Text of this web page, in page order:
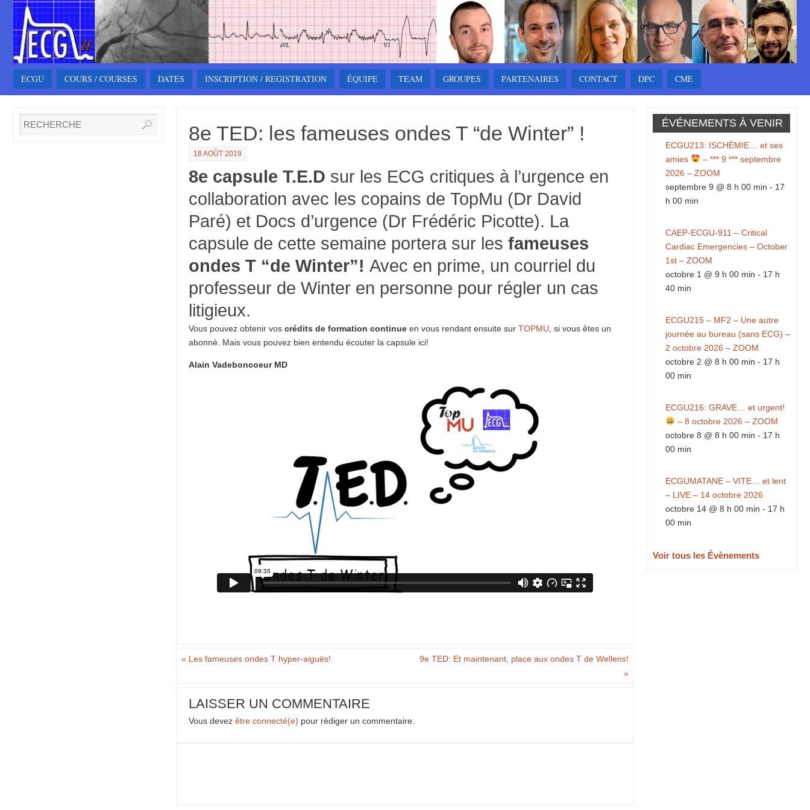
ECGU COURS / COURSES DATES INSCRIPTION / REGISTRATION ÉQUIPE TEAM GROUPES PARTENAIRES CONTACT DPC CME
8e TED: les fameuses ondes T “de Winter” !
18 AOÛT 2019
8e capsule T.E.D sur les ECG critiques à l’urgence en
collaboration avec les copains de TopMu (Dr David
Paré) et Docs d’urgence (Dr Frédéric Picotte). La
capsule de cette semaine portera sur les fameuses
ondes T “de Winter”! Avec en prime, un courriel du
professeur de Winter en personne pour régler un cas
litigieux.
Vous pouvez obtenir vos crédits de formation continue en vous rendant ensuite sur TOPMU , si vous êtes un
abonné. Mais vous pouvez bien entendu écouter la capsule ici!
Alain Vadeboncoeur MD
« Les fameuses ondes T hyper-aiguës!
9e TED: Et maintenant, place aux ondes T de Wellens!
»
LAISSER UN COMMENTAIRE
Vous devez être connecté(e) pour rédiger un commentaire.
ÉVÉNEMENTS À VENIR
ECGU213: ISCHÉMIE… et ses
amies
– *** 9 *** septembre
2026 – ZOOM
septembre 9 @ 8 h 00 min - 17
h 00 min
CAEP-ECGU-911 – Critical
Cardiac Emergencies – October
1st – ZOOM
octobre 1 @ 9 h 00 min - 17 h
40 min
ECGU215 – MF2 – Une autre
journée au bureau (sans ECG) –
2 octobre 2026 – ZOOM
octobre 2 @ 8 h 00 min - 17 h
00 min
ECGU216: GRAVE… et urgent!
– 8 octobre 2026 – ZOOM
octobre 8 @ 8 h 00 min - 17 h
00 min
ECGUMATANE – VITE… et lent
– LIVE – 14 octobre 2026
octobre 14 @ 8 h 00 min - 17 h
00 min
Voir tous les Évènements